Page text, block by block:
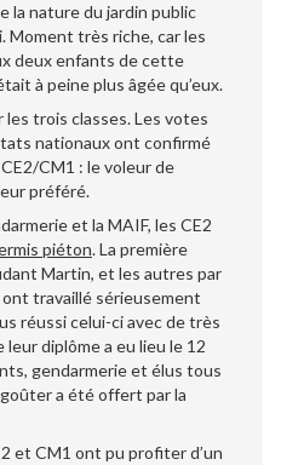
la nature du jardin public
Moment très riche, car les
deux enfants de cette
à peine plus âgée qu’eux.
les trois classes. Les votes
nationaux ont confirmé
CM1 : le voleur de
préféré.
et la MAIF, les CE2
piéton. La première
Martin, et les autres par
travaillé sérieusement
réussi celui-ci avec de très
diplôme a eu lieu le 12
gendarmerie et élus tous
a été offert par la
et CM1 ont pu profiter d’un